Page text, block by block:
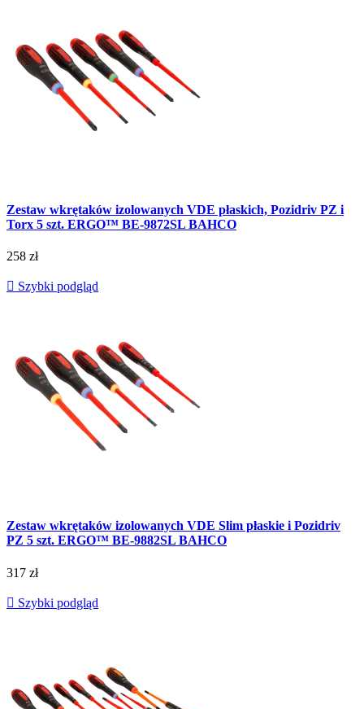
Zestaw wkrętaków izolowanych VDE płaskich, Pozidriv PZ i
Torx 5 szt. ERGO™ BE-9872SL BAHCO
258 zł
 Szybki podgląd
Zestaw wkrętaków izolowanych VDE Slim płaskie i Pozidriv
PZ 5 szt. ERGO™ BE-9882SL BAHCO
317 zł
 Szybki podgląd